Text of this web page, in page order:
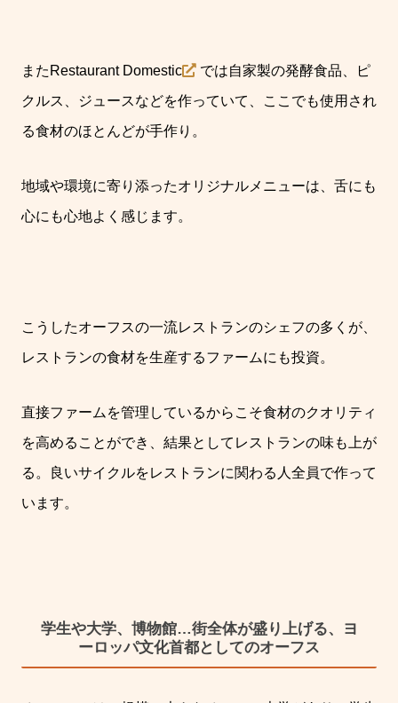
また Restaurant Domestic
では自家製の発酵食品、ピ
クルス、ジュースなどを作っていて、
ここでも使用され
る食材のほとんどが手作り。
地域や環境に寄り添ったオリジナルメニューは、舌にも
心にも心地よく感じます。
こうしたオーフスの一流レストランのシェフの多くが、
レストランの食材を生産するファームにも投資。
直接ファームを管理しているからこそ食材のクオリティ
を高めることができ、結果としてレストランの味も上が
る。良いサイクルをレストランに関わる人全員で作って
います。
学生や大学、博物館…街全体が盛り上げる、ヨ
ーロッパ文化首都としてのオーフス